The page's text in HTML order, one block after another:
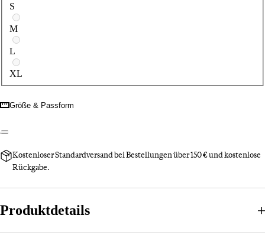
S
M
L
XL
Größe & Passform
Kostenloser Standardversand bei Bestellungen über 150 € und kostenlose
Rückgabe.
Produktdetails